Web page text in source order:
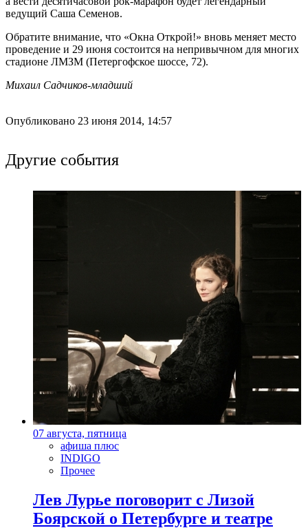
ведущий Саша Семенов.
Обратите внимание, что «Окна Открой!» вновь меняет место
проведение и 29 июня состоится на непривычном для многих
стадионе ЛМЗМ (Петергофское шоссе, 72).
Михаил Садчиков-младший
Опубликовано 23 июня 2014, 14:57
Другие события
07 августа, пятница
афиша плюс
INDIGO
Прочее
Лев Лурье поговорит с Лизой
Боярской о Петербурге и театре